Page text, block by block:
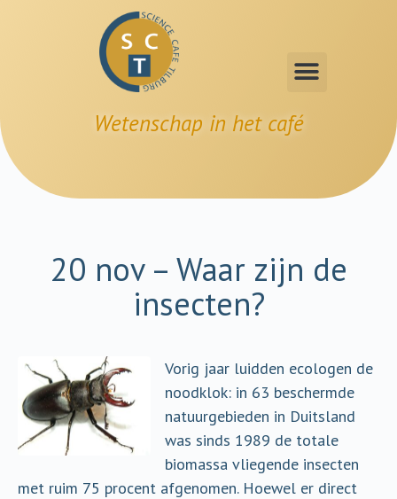
Wetenschap in het café
20 nov – Waar zijn de
insecten?
Vorig jaar luidden ecologen de
noodklok: in 63 beschermde
natuurgebieden in Duitsland
was sinds 1989 de totale
biomassa vliegende insecten
met ruim 75 procent afgenomen. Hoewel er direct